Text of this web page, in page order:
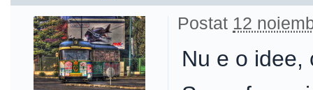
Postat 12
Nu e o